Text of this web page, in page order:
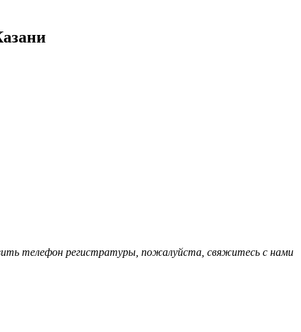
телефон регистратуры, пожалуйста, свяжитесь с нами